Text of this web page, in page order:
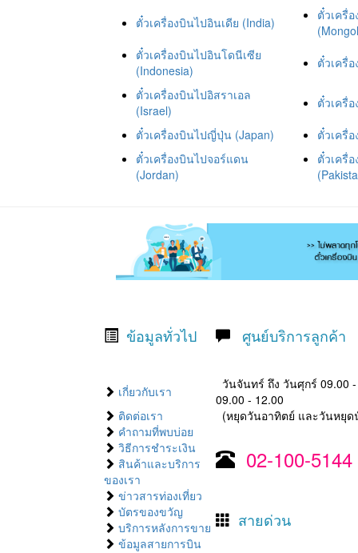
ตั๋วเครื่องบินไปอินเดีย (India)
ตั๋วเครื่
ตั๋วเครื่องบินไปอินโดนีเซีย
(Indonesia)
ตั๋วเครื่
ตั๋วเครื่องบินไปอิสราเอล
(Israel)
ตั๋วเครื่
ตั๋วเครื่องบินไปญี่ปุ่น (Japan)
ตั๋วเครื่
ตั๋วเครื่องบินไปจอร์แดน
(Jordan)
ตั๋วเครื่
ข้อมูลทั่วไป ศูนย์บริการลูกค้า
เกี่ยวกับเรา
วันจันทร์ ถึง วันศุกร์ 09.00
09.00 - 12.00
ติดต่อเรา
(หยุดวันอาทิตย์ และวันหยุ
คำถามที่พบบ่อย
02-100-5144
วิธีการชำระเงิน
สินค้าและบริการ
ของเรา
ข่าวสารท่องเที่ยว
บัตรของขวัญ
สายด่วน
บริการหลังการขาย
ข้อมูลสายการบิน